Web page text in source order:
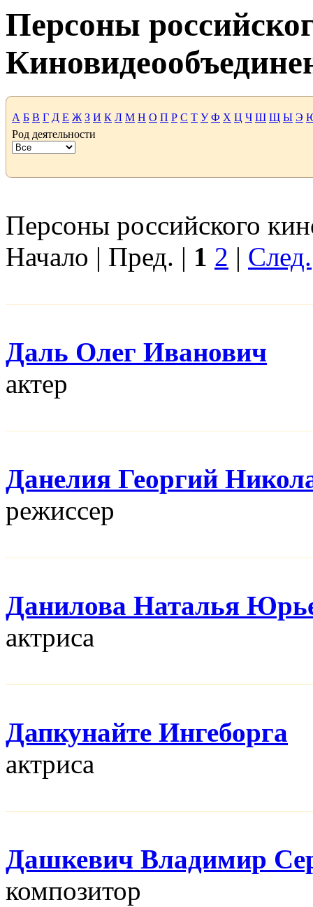
Персоны
А Б В Г Д Е Ж З И К Л М Н О П Р С Т У Ф Х Ц Ч Ш Щ Ы Э
Род деятельности
Персоны российского
Начало | Пред. | 1 2 | След.
Даль Олег Иванович
актер
Данелия Георгий
режисcер
Данилова Наталья
актриса
Дапкунайте Ингеборга
актриса
Дашкевич Владимир
композитор